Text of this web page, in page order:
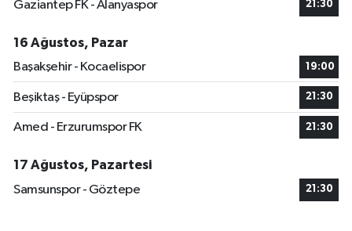
Gaziantep FK - Alanyaspor 21:30
16 Ağustos, Pazar
Başakşehir - Kocaelispor
19:00
Beşiktaş - Eyüpspor 21:30
Amed - Erzurumspor FK 21:30
17 Ağustos, Pazartesi
Samsunspor - Göztepe
21:30